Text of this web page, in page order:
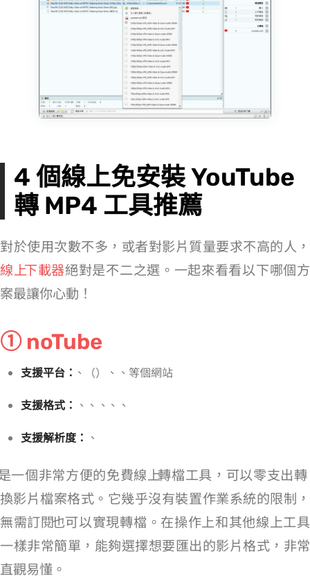
4 個線上免安裝 YouTube
轉 MP4 工具推薦
對於使用次數不多，或者對影片質量要求不高的人，
線上 YouTube 下載器絕對是不二之選。一起來看看以下哪個方
案最讓你心動！
① noTube
支援平台： YouTube、Twitter（X）、Facebook、IG 等 1,426 個網站
支援格式： MP4、WAV、3GP、FLV、MP3、M4A
支援解析度： 720p、360p
一個非常方便的免費線上 YouTube MP4 轉檔工具，可以零支出轉
換影片檔案格式。它幾乎沒有裝置/作業系統的限制，
無需訂閱 YouTube Premium 也可以實現轉檔。在操作上和其他線上工具
一樣非常簡單，能夠選擇想要匯出的影片格式，非常
直觀易懂。